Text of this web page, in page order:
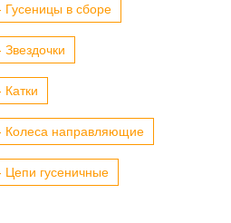
Гусеницы в сборе
Колеса направляющие
Цепи гусеничные